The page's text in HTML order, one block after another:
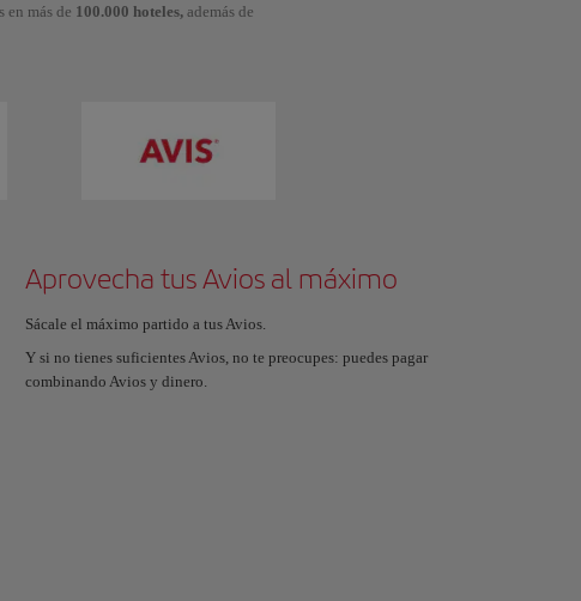
en más de 100.000 hoteles,además de
Aprovecha tus Avios al máximo
Sácale el máximo partido a tus Avios.
Y si no tienes suficientes Avios, no te preocupes: puedes pagar
combinando Avios y dinero.